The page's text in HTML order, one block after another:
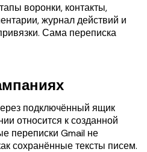
воронки, контакты,
журнал действий и
Сама переписка
подключённый ящик
относится к созданной
переписки Gmail не
сохранённые тексты писем.